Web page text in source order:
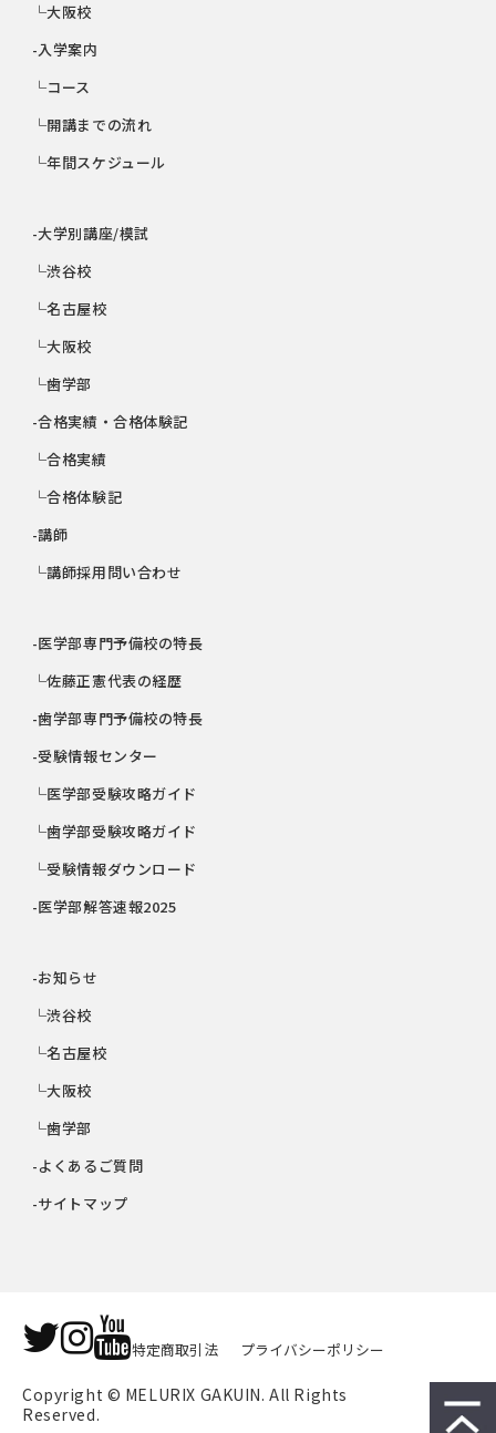
└大阪校
-入学案内
└コース
└開講までの流れ
└年間スケジュール
-大学別講座/模試
└渋谷校
└名古屋校
└大阪校
└歯学部
-合格実績・合格体験記
└合格実績
└合格体験記
-講師
└講師採用問い合わせ
-医学部専門予備校の特長
└佐藤正憲代表の経歴
-歯学部専門予備校の特長
-受験情報センター
└医学部受験攻略ガイド
└歯学部受験攻略ガイド
└受験情報ダウンロード
-医学部解答速報2025
-お知らせ
└渋谷校
└名古屋校
└大阪校
└歯学部
-よくあるご質問
-サイトマップ
特定商取引法 プライバシーポリシー
Copyright © MELURIX GAKUIN. All Rights
Reserved.